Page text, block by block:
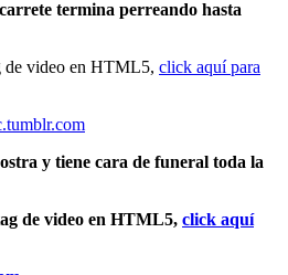
termina perreando hasta
de video en HTML5, click aquí para
y tiene cara de funeral toda la
de video en HTML5, click aquí